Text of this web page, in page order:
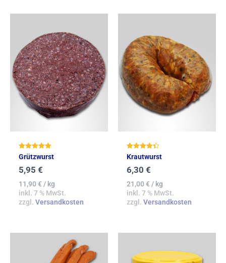
Bewertet mit
5.00
von 5
Grützwurst
5,95 €
11,90€/ kg
inkl. 7 % MwSt.
zzgl. Versandkosten
Bewertet
mit
4.39
von 5
Krautwurst
6,30 €
21,00€/ kg
inkl. 7 % MwSt.
zzgl. Versandkosten